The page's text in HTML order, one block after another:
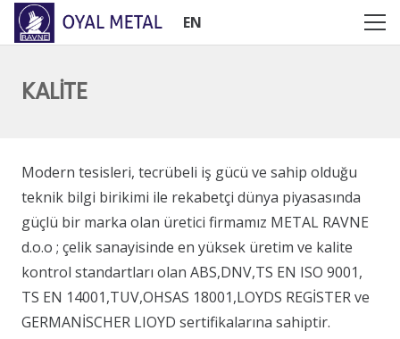
EN
KALİTE
Modern tesisleri, tecrübeli iş gücü ve sahip olduğu
teknik bilgi birikimi ile rekabetçi dünya piyasasında
güçlü bir marka olan üretici firmamız METAL RAVNE
d.o.o ; çelik sanayisinde en yüksek üretim ve kalite
kontrol standartları olan ABS,DNV,TS EN ISO 9001,
TS EN 14001,TUV,OHSAS 18001,LOYDS REGİSTER ve
GERMANİSCHER LIOYD sertifikalarına sahiptir.